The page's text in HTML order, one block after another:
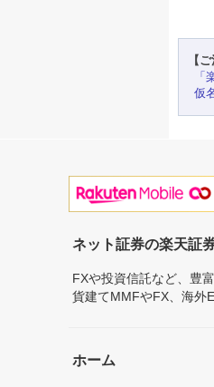
【
「
仮
ネット証券の楽天証
FXや投資信託など、豊
貨建てMMFやFX、海外
ホーム